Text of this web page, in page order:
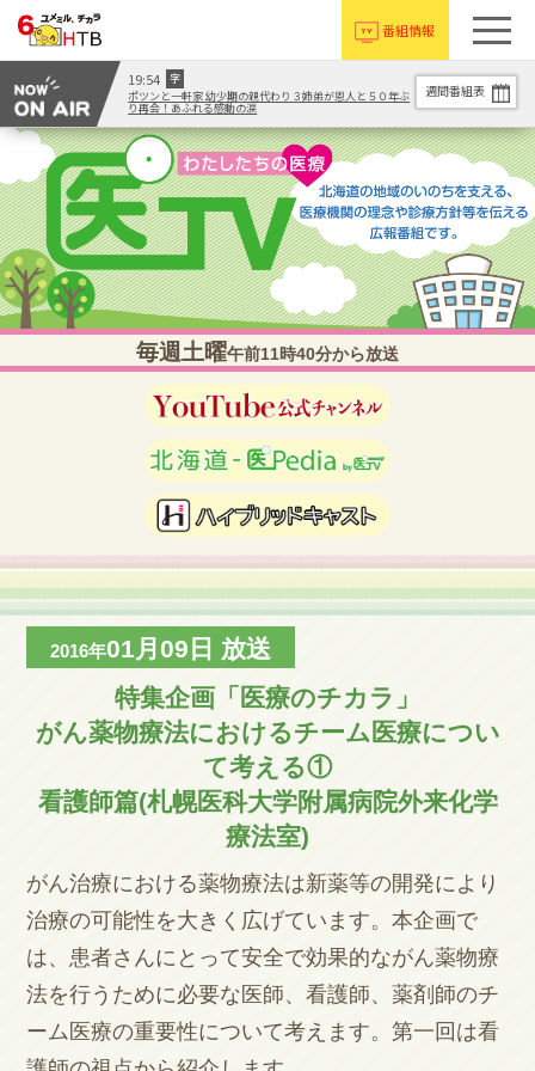
番組情報
19:54
字
ポツンと一軒家 幼少期の親代わり３姉弟が恩人と５０年ぶ
り再会！あふれる感動の涙
週間番組表
毎週土曜午前11時40分から放送
2016年01月09日 放送
特集企画「医療のチカラ」
がん薬物療法におけるチーム医療につい
て考える①
看護師篇(札幌医科大学附属病院外来化学
療法室)
がん治療における薬物療法は新薬等の開発により
治療の可能性を大きく広げています。本企画で
は、患者さんにとって安全で効果的ながん薬物療
法を行うために必要な医師、看護師、薬剤師のチ
ーム医療の重要性について考えます。第一回は看